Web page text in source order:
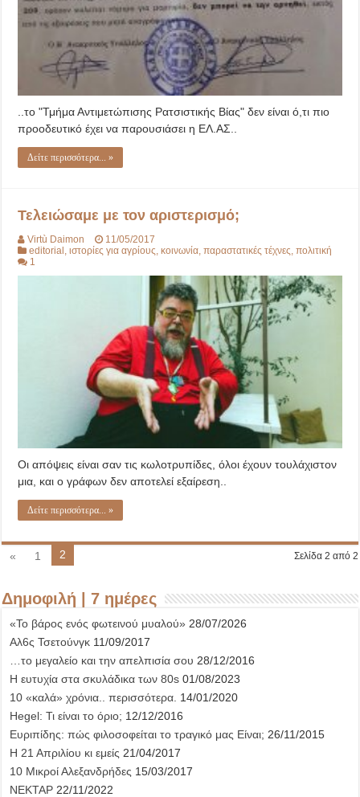
..το "Τμήμα Αντιμετώπισης Ρατσιστικής Βίας" δεν είναι ό,τι πιο
προοδευτικό έχει να παρουσιάσει η ΕΛ.ΑΣ..
Δείτε περισσότερα... »
Τελειώσαμε με τον αριστερισμό;
Virtù Daimon
11/05/2017
editorial ,ιστορίες για αγρίους,κοινωνία,παραστατικές τέχνες,πολιτική
1
Οι απόψεις είναι σαν τις κωλοτρυπίδες, όλοι έχουν τουλάχιστον
μια, και ο γράφων δεν αποτελεί εξαίρεση..
Δείτε περισσότερα... »
Σελίδα 2 από 2
« 1 2
Δημοφιλή | 7 ημέρες
«Το βάρος ενός φωτεινού μυαλού» 28/07/2026
Αλ6ς Τσετούνγκ 11/09/2017
…το μεγαλείο και την απελπισία σου 28/12/2016
Η ευτυχία στα σκυλάδικα των 80s 01/08/2023
10 «καλά» χρόνια.. περισσότερα. 14/01/2020
Hegel: Τι είναι το όριο; 12/12/2016
Ευριπίδης: πώς φιλοσοφείται το τραγικό μας Είναι; 26/11/2015
Η 21 Απριλίου κι εμείς 21/04/2017
10 Μικροί Αλεξανδρήδες 15/03/2017
ΝΕΚΤΑΡ 22/11/2022